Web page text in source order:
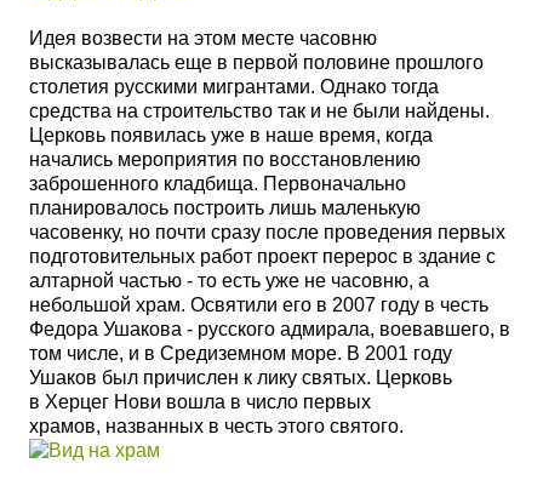
Идея возвести на этом месте часовню
высказывалась еще в первой половине прошлого
столетия русскими мигрантами. Однако тогда
средства на строительство так и не были найдены.
Церковь появилась уже в наше время, когда
начались мероприятия по восстановлению
заброшенного кладбища. Первоначально
планировалось построить лишь маленькую
часовенку, но почти сразу после проведения первых
подготовительных работ проект перерос в здание с
алтарной частью - то есть уже не часовню, а
небольшой храм. Освятили его в 2007 году в честь
Федора Ушакова - русского адмирала, воевавшего, в
том числе, и в Средиземном море. В 2001 году
Ушаков был причислен к лику святых. Церковь
в Херцег Нови вошла в число первых
храмов, названных в честь этого святого.